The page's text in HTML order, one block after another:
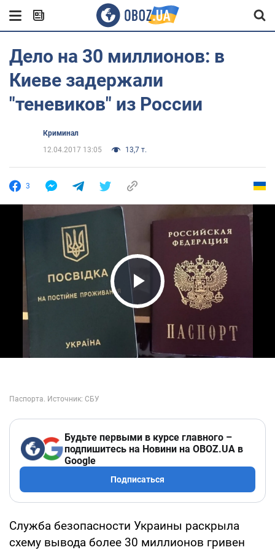
Дело на 30 миллионов: в
Киеве задержали
"теневиков" из России
Криминал
12.04.2017 13:05
13,7 т.
3
Play Video
Будьте первыми в курсе главного –
подпишитесь на Новини на OBOZ.UA в
Google
Подписаться
Служба безопасности Украины раскрыла
схему вывода более 30 миллионов гривен